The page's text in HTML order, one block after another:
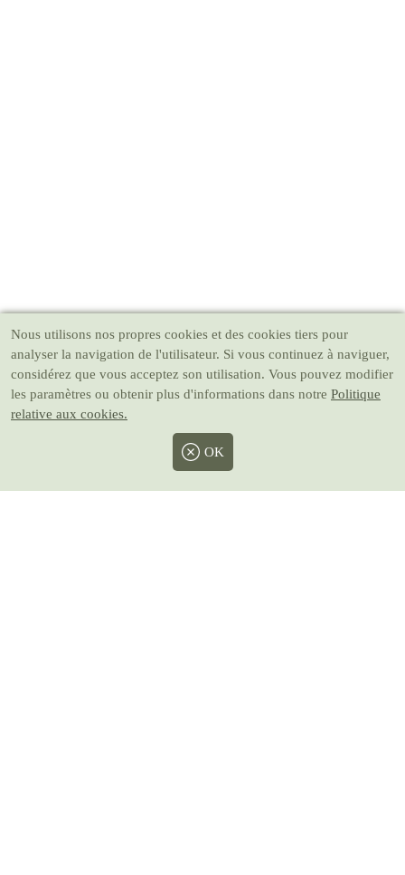
Nous utilisons nos propres cookies et des cookies tiers pour
analyser la navigation de l'utilisateur. Si vous continuez à naviguer,
considérez que vous acceptez son utilisation. Vous pouvez modifier
les paramètres ou obtenir plus d'informations dans notre Politique
relative aux cookies.
OK